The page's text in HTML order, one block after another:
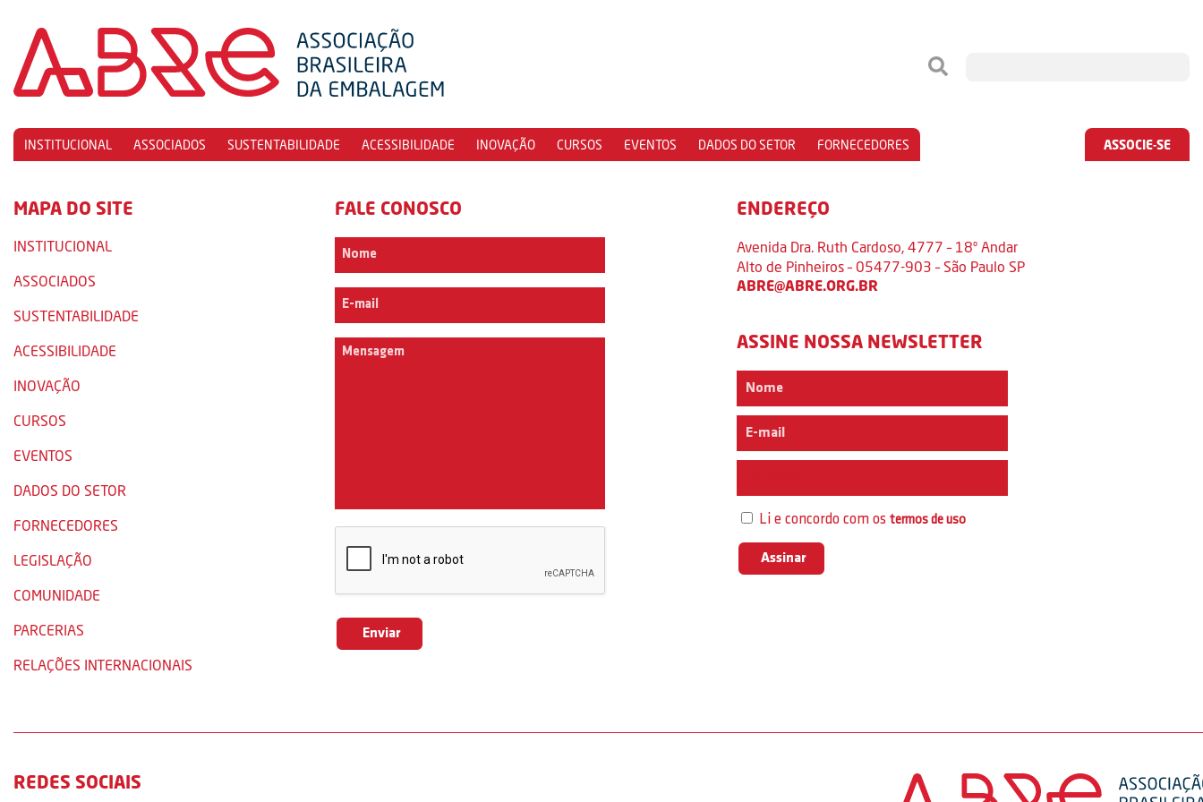
INSTITUCIONAL ASSOCIADOS SUSTENTABILIDADE ACESSIBILIDADE INOVAÇÃO CURSOS EVENTOS DADOS DO SETOR FORNECEDORES ASSOCIE-SE
MAPA DO SITE
INSTITUCIONAL
ASSOCIADOS
SUSTENTABILIDADE
ACESSIBILIDADE
INOVAÇÃO
CURSOS
EVENTOS
DADOS DO SETOR
FORNECEDORES
LEGISLAÇÃO
COMUNIDADE
PARCERIAS
RELAÇÕES INTERNACIONAIS
FALE CONOSCO ENDEREÇO
Avenida Dra. Ruth Cardoso, 4777 – 18º Andar
Alto de Pinheiros – 05477-903 – São Paulo SP
ABRE@ABRE.ORG.BR
ASSINE NOSSA NEWSLETTER
Li e concordo com ostermos de uso
REDES SOCIAIS